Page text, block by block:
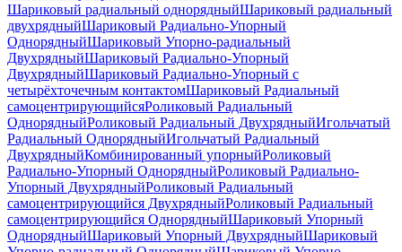
Шариковый радиальный однорядныйШариковый радиальный
двухрядныйШариковый Радиально-Упорный
ОднорядныйШариковый Упорно-радиальный
ДвухрядныйШариковый Радиально-Упорный
ДвухрядныйШариковый Радиально-Упорный с
четырёхточечным контактомШариковый Радиальный
самоцентрирующийсяРоликовый Радиальный
ОднорядныйРоликовый Радиальный ДвухрядныйИгольчатый
Радиальный ОднорядныйИгольчатый Радиальный
ДвухрядныйКомбинированный упорныйРоликовый
Радиально-Упорный ОднорядныйРоликовый Радиально-
Упорный ДвухрядныйРоликовый Радиальный
самоцентрирующийся ДвухрядныйРоликовый Радиальный
самоцентрирующийся ОднорядныйШариковый Упорный
ОднорядныйШариковый Упорный ДвухрядныйШариковый